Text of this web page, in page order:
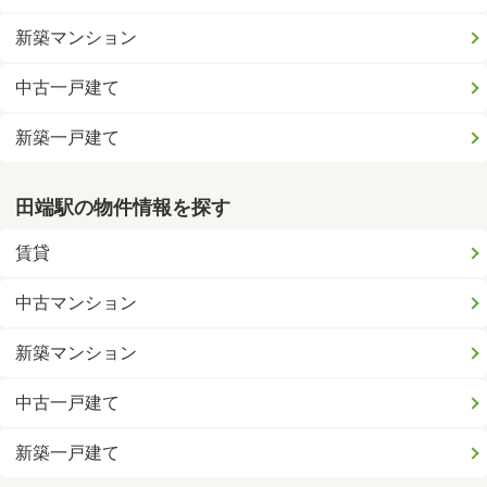
新築マンション
中古一戸建て
新築一戸建て
田端駅の物件情報を探す
賃貸
中古マンション
新築マンション
中古一戸建て
新築一戸建て